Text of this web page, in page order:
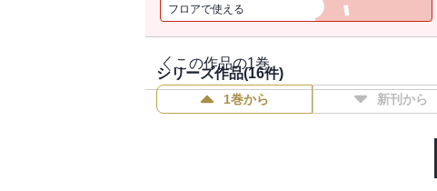
フロアで使える
この作品の1巻
シリーズ作品(16件)
1巻から 新刊から